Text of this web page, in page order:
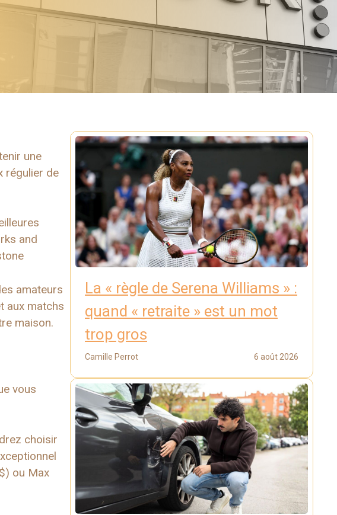
une
régulier de
and
amateurs
aux matchs
maison.
vous
choisir
ou Max
La « règle de Serena Williams » :
quand « retraite » est un mot
trop gros
Camille Perrot 6 août 2026